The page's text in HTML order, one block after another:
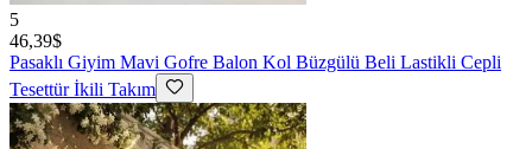
5
46,39$
Pasaklı Giyim Mavi Gofre Balon Kol Büzgülü Beli Lastikli Cepli
Tesettür İkili Takım